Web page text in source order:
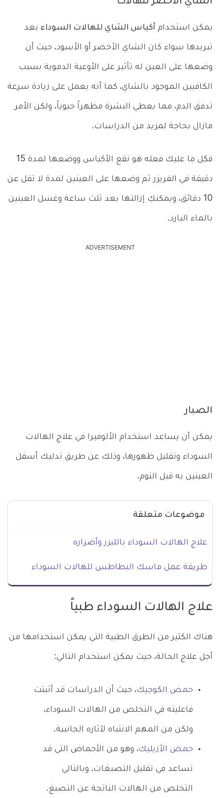
يمكن استخدام أكياس الشاي للهالات السوداء بعد
تبريدها سواء كان الشاي الأخضر أو الأسود، حيث أن
وضعها على العين له تأثير على الأوعية الدموية بسبب
الكافيين الموجود بالشاي، كما أنه يعمل على زيادة سرعة
تدفق الدم، مما يعطي البشرة مظهراً حيوياً، ولكن الأمر
مازال بحاجة لمزيد من الدراسات.
فكل ما عليك فعله هو نقع الأكياس ووضعها لمدة 15
دقيقة في الفريزر ثم وضعها على العينين لمدة لا تقل عن
10 دقائق، ويمكنكِ إزالتها بعد ثلث ساعة وغسل العينين
بالماء البارد.
ADVERTISEMENT
الصبار
يمكن أن يساعد استخدام الألوفيرا في علاج الهالات
السوداء وتقليل ظهورها، وذلك عن طريق تدليك أسفل
العينين به قبل النوم.
موضوعات متعلقة
علاج الهالات السوداء بالليزر وأضراره
طريقة عمل ماسك البطاطس للهالات السوداء
علاج الهالات السوداء طبياً
هناك الكثير من الطرق الطبية التي يمكن استخدامها من
أجل علاج الحالة، حيث يمكن استخدام التالي:
حمض الكوجيك، حيث أن الدراسات قد أثبتت
فاعليته في التخلص من الهالات السوداء،
ولكن من المهم الانتباه لآثاره الجانبية.
حمض الأزيليك، وهو من الأحماض التي قد
تساعد في تقليل التصبغات، وبالتالي
التخلص من الهالات الناتجة عن التصبغ.